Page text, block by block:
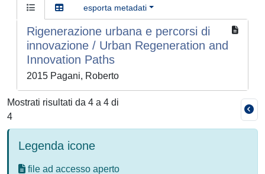
esporta metadati
Rigenerazione urbana e percorsi di
innovazione / Urban Regeneration and
Innovation Paths
2015 Pagani, Roberto
Mostrati risultati da 4 a 4 di
4
Legenda icone
file ad accesso aperto